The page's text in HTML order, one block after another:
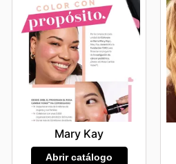
Mary Kay
Abrir catálogo